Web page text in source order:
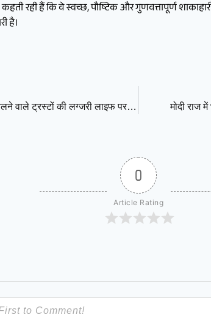
रही हैं कि वे स्वच्छ, पौष्टिक और गुणवत्तापूर्ण
है।
राम के नाम पर सादगी या वैभव? करोड़ों के दान से चलने वाले ट्रस्टों की लग्जरी लाइफ पर उठते सवाल मोदी राज
0
Article Rating